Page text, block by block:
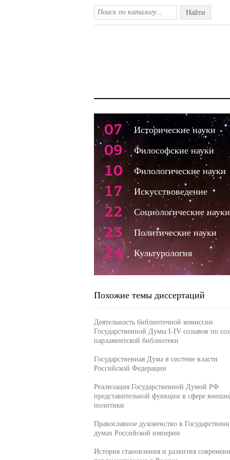
Найти
07 Исторические науки
09 Философские науки
10 Филологические науки
17 Искусствоведение
22 Социологические науки
23 Политические науки
24 Культурология
Похожие темы диссертаций
Деятельность библиотечной комиссии
Государственной Думы I-IV созывов по
парламентской библиотеки
Государственная Дума в системе власти
Российской Федерации
Реализация Государственной Думой РФ
представительной функции в сфере
политики
Православное духовенство в
думах Российской империи
История становления и развития